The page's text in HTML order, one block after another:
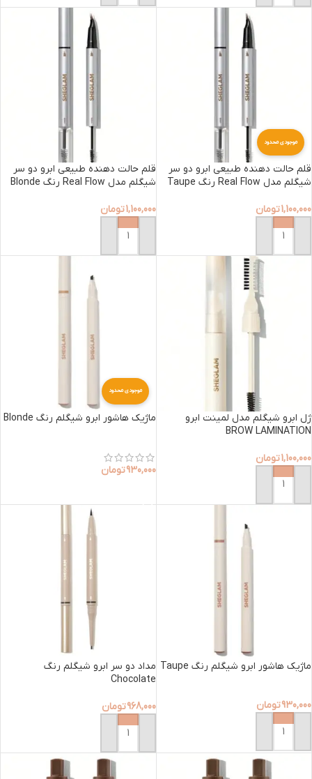
موجودی محدود
قلم حالت دهنده طبیعی ابرو دو سر
شیگلم مدل Real Flow رنگ Taupe
1,100,000تومان
افزودن به سبد خرید
قلم حالت دهنده طبیعی ابرو دو سر
شیگلم مدل Real Flow رنگ Blonde
1,100,000تومان
افزودن به سبد خرید
ژل ابرو شیگلم مدل لمینت ابرو
BROW LAMINATION
1,100,000تومان
افزودن به سبد خرید
موجودی محدود
ماژیک هاشور ابرو شیگلم رنگ Blonde
930,000تومان
ماژیک هاشور ابرو شیگلم رنگ Taupe
930,000تومان
افزودن به سبد خرید
مداد دو سر ابرو شیگلم رنگ
Chocolate
968,000تومان
افزودن به سبد خرید